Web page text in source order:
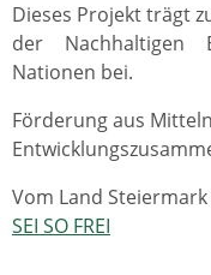
Dieses Projekt trägt
der Nachhaltigen
Nationen bei.
Förderung aus
Vom Land
SEI SO FREI